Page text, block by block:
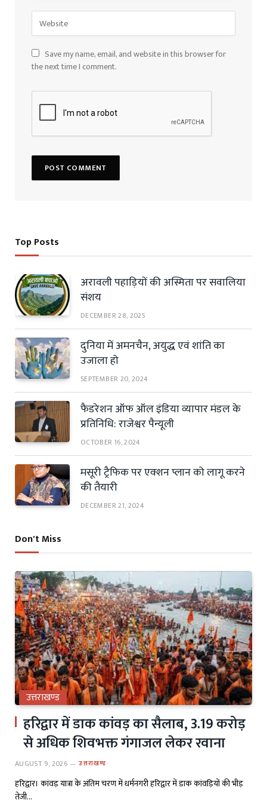
Save my name, email, and website in this browser for
the next time I comment.
Top Posts
अरावली पहाड़ियों की अस्मिता पर सवालिया
संशय
DECEMBER 28, 2025
दुनिया में अमनचैन, अयुद्ध एवं शांति का
उजाला हो
SEPTEMBER 20, 2024
फैडरेशन ऑफ ऑल इंडिया व्यापार मंडल के
प्रतिनिधि: राजेश्वर पैन्यूली
OCTOBER 16, 2024
मसूरी ट्रैफिक पर एक्शन प्लान को लागू करने
की तैयारी
DECEMBER 21, 2024
Don't Miss
उत्तराखण्ड
हरिद्वार में डाक कांवड़ का सैलाब, 3.19 करोड़
से अधिक शिवभक्त गंगाजल लेकर रवाना
AUGUST 9, 2026 उत्तराखण्ड
हरिद्वार। कांवड़ यात्रा के अंतिम चरण में धर्मनगरी हरिद्वार में डाक कांवड़ियों की भीड़
तेजी…